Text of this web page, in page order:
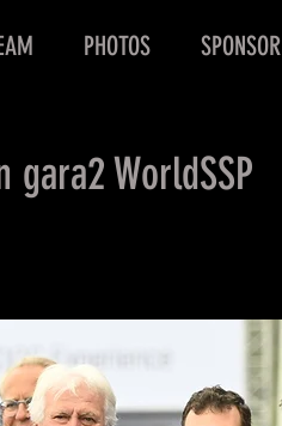
PHOTOS SPONSOR
gara2 WorldSSP